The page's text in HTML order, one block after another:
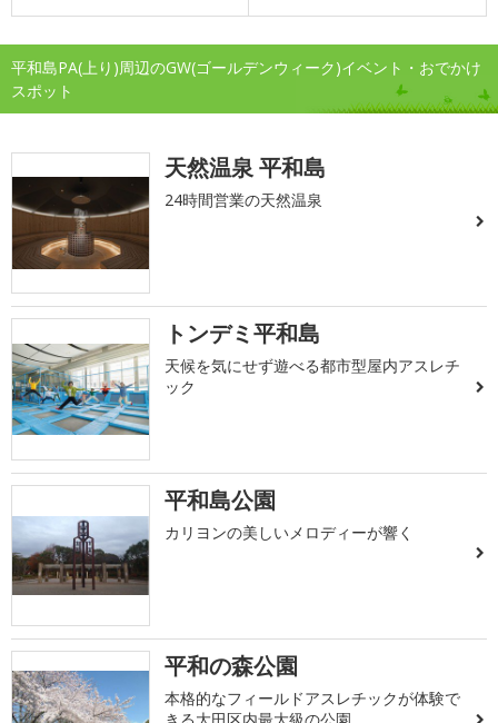
平和島PA(上り)周辺のGW(ゴールデンウィーク)イベント・おでかけ
スポット
天然温泉 平和島
24時間営業の天然温泉
トンデミ平和島
天候を気にせず遊べる都市型屋内アスレチ
ック
平和島公園
カリヨンの美しいメロディーが響く
平和の森公園
本格的なフィールドアスレチックが体験で